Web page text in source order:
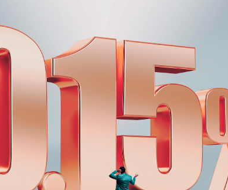
Información financiera
información financiera